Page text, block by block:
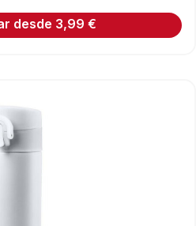
desde 3,99 €